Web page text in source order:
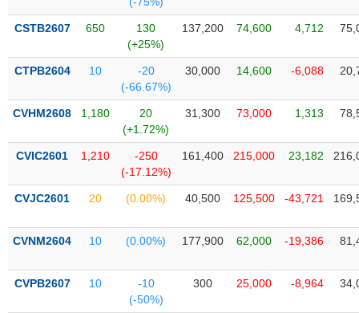
CSTB2607 650
130
(+25%)
137,200 74,600 4,712
CTPB2604 10
-20
(-66.67%)
30,000 14,600 -6,088
CVHM2608 1,180
20
(+1.72%)
31,300 73,000 1,313
CVIC2601 1,210
-250
(-17.12%)
161,400 215,000 23,182
CVJC2601 20 (0.00%) 40,500 125,500 -43,721
CVNM2604 10 (0.00%) 177,900 62,000 -19,386
CVPB2607 10
-10
(-50%)
300 25,000 -8,964
SỨC
TÀI
TIN